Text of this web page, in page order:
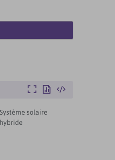
AgrandirExporterIntégrer
Système solaire
hybride